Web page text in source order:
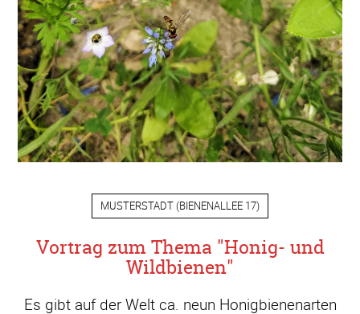
MUSTERSTADT (BIENENALLEE 17)
Vortrag zum Thema "Honig- und
Wildbienen"
Es gibt auf der Welt ca. neun Honigbienenarten